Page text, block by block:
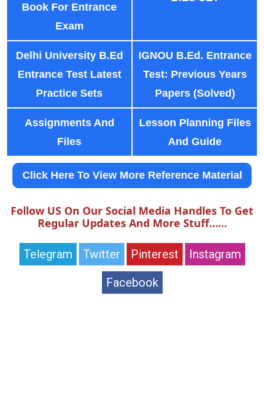
Book For Entrance
Exam
Delhi University B.Ed
Entrance Test Latest
Practice Sets
IGNOU B.Ed. Entrance
Test: Previous Years
Papers (Solved)
Assignments And
Files
Lesson Planning Files
And Guide
Click Here To View More Reference Material
Follow US On Our Social Media Handles To Get
Regular Updates And More Stuff……
Telegram Twitter Pinterest
Instagram
Facebook